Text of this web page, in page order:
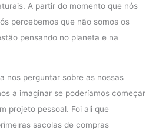
A partir do momento que nós
percebemos que não somos os
pensando no planeta e na
nos perguntar sobre as nossas
a imaginar se poderíamos começar
projeto pessoal. Foi ali que
sacolas de compras